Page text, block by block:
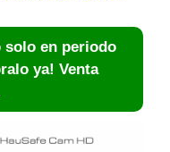
solo en periodo
ya! Venta